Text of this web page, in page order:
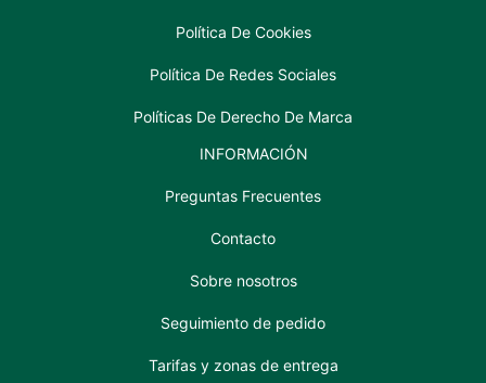
Política De Cookies
Política De Redes Sociales
Políticas De Derecho De Marca
INFORMACIÓN
Preguntas Frecuentes
Contacto
Sobre nosotros
Seguimiento de pedido
Tarifas y zonas de entrega